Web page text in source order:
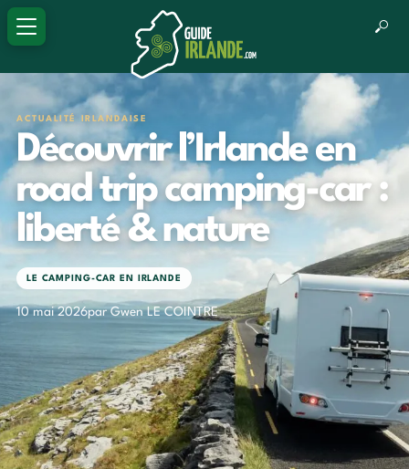
ACTUALITÉ IRLANDAISE
Découvrir l’Irlande en
road trip camping-car :
liberté & nature
LE CAMPING-CAR EN IRLANDE
10 mai 2026par Gwen LE COINTRE